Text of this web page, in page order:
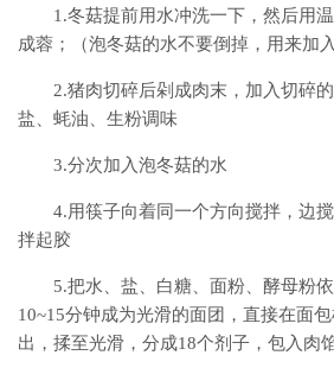
1.冬菇提前用水冲洗一下，然后用
成蓉；（泡冬菇的水不要倒掉，用来加
2.猪肉切碎后剁成肉末，加入切碎
盐、蚝油、生粉调味
3.分次加入泡冬菇的水
4.用筷子向着同一个方向搅拌，边
拌起胶
5.把水、盐、白糖、面粉、酵母粉
10~15分钟成为光滑的面团，直接在面
出，揉至光滑，分成18个剂子，包入肉